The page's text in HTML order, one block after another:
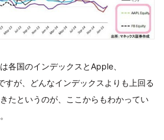
各国のインデックスとApple、
すが、どんなインデックスよりも上回る
たというのが、ここからもわかってい